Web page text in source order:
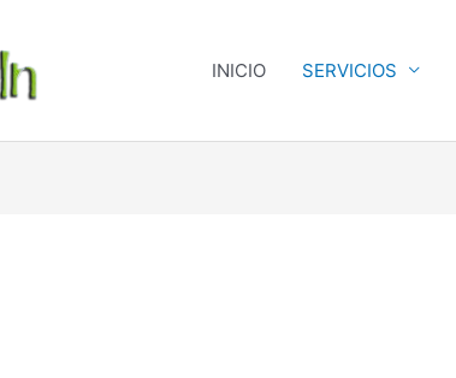
INICIO SERVICIOS